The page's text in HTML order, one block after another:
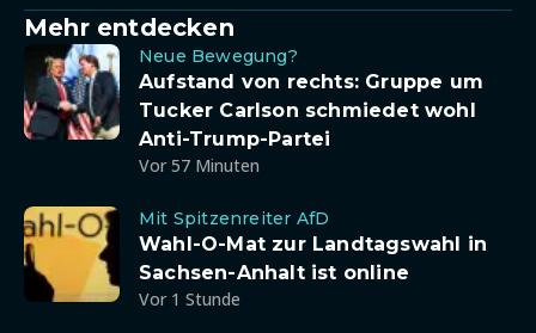
Mehr entdecken
Neue Bewegung?
Aufstand von rechts: Gruppe um
Tucker Carlson schmiedet wohl
Anti-Trump-Partei
Vor 57 Minuten
Mit Spitzenreiter AfD
Wahl-O-Mat zur Landtagswahl in
Sachsen-Anhalt ist online
Vor 1 Stunde